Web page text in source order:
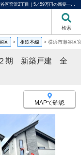
横浜市瀬谷区宮沢２丁目２期 新築戸建 全２棟 神奈川県横浜市瀬谷区宮沢2丁目｜5,459万円の新築一戸建て｜分譲住宅や新築物件｜ME不動産神奈川
検索
区 > 相鉄本線 > 横浜市瀬谷区
２期 新築戸建 全
MAPで確認